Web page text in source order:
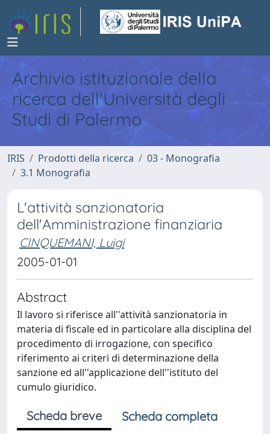
Archivio istituzionale della
ricerca dell'Università degli
Studi di Palermo
IRIS Prodotti della ricerca
03 - Monografia
3.1 Monografia
L'attività sanzionatoria
dell'Amministrazione finanziaria
CINQUEMANI, Luigi
2005-01-01
Abstract
Il lavoro si riferisce all''attività sanzionatoria in
materia di fiscale ed in particolare alla disciplina del
procedimento di irrogazione, con specifico
riferimento ai criteri di determinazione della
sanzione ed all''applicazione dell''istituto del
cumulo giuridico.
Scheda breve
Scheda completa